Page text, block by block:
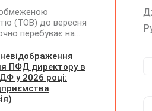
(ТОВ) до вересня
перебуває на
3 група, ставка 5%,
З 1 жовтня 2026
переходить на
оподаткування
податку на
ПФД директору в
у 2026 році: